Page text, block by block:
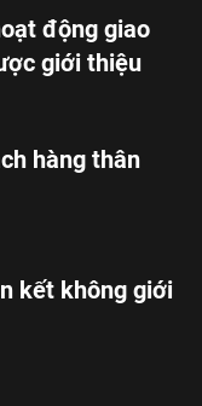
động giao
giới thiệu
hàng thân
kết không giới